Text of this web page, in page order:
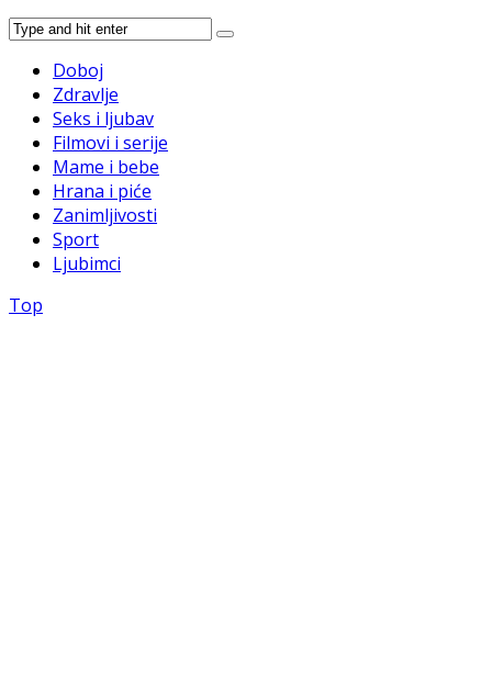
Doboj
Zdravlje
Seks i ljubav
Filmovi i serije
Mame i bebe
Hrana i piće
Zanimljivosti
Sport
Ljubimci
Top